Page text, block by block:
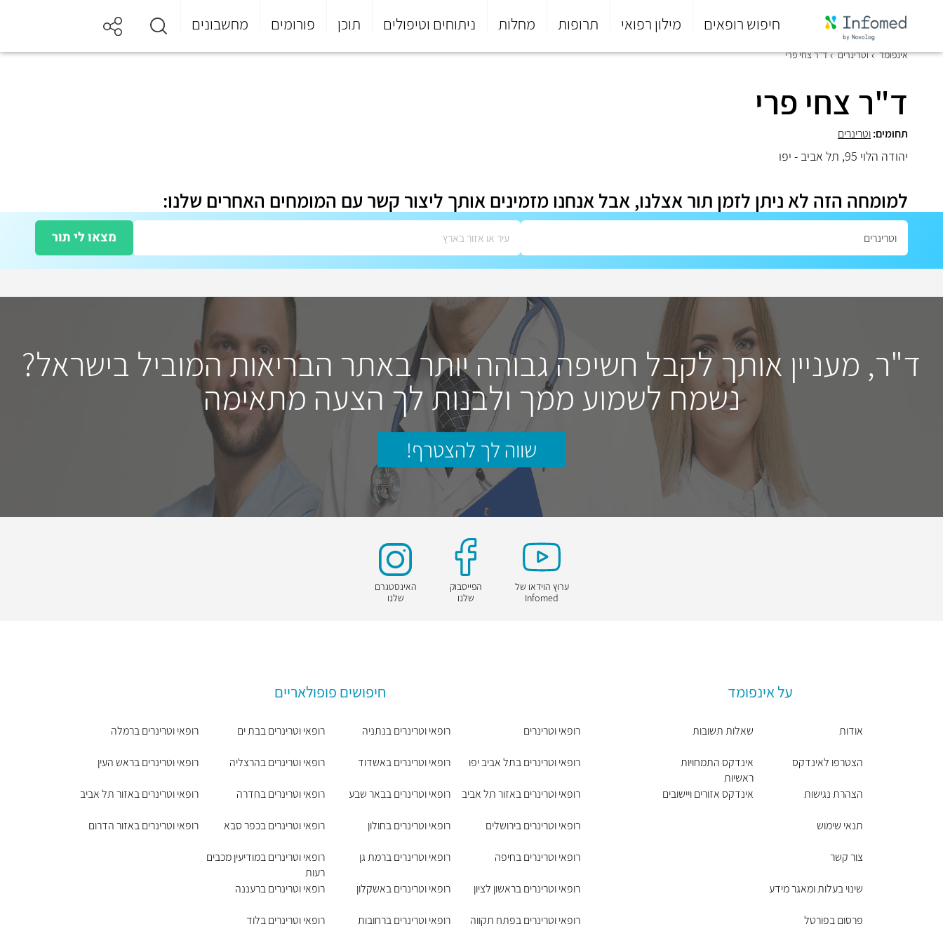
חיפוש רופאים מילון רפואי תרופות מחלות ניתוחים וטיפולים תוכן פורומים מחשבונים
סוף
אינפומד וטרינרים ד"ר צחי פרי
ד"ר צחי פרי
תחומים:וטרינרים
יהודה הלוי 95, תל אביב - יפו
למומחה הזה לא ניתן לזמן תור אצלנו, אבל אנחנו מזמינים אותך ליצור קשר עם המומחים האחרים שלנו:
מצאו לי תור
ד"ר, מעניין אותך לקבל חשיפה גבוהה יותר באתר הבריאות המוביל בישראל?
נשמח לשמוע ממך ולבנות לך הצעה מתאימה
שווה לך להצטרף!
ערוץ הוידאו של
Infomed
הפייסבוק
שלנו
האינסטגרם
שלנו
על אינפומד
אודות
הצטרפו לאינדקס
הצהרת נגישות
תנאי שימוש
צור קשר
שינוי בעלות ומאגר מידע
פרסום בפורטל
שאלות תשובות
אינדקס התמחויות
ראשיות
אינדקס אזורים ויישובים
חיפושים פופולאריים
רופאי וטרינרים
רופאי וטרינרים בתל אביב יפו
רופאי וטרינרים באזור תל אביב
רופאי וטרינרים בירושלים
רופאי וטרינרים בחיפה
רופאי וטרינרים בראשון לציון
רופאי וטרינרים בפתח תקווה
רופאי וטרינרים בנתניה
רופאי וטרינרים באשדוד
רופאי וטרינרים בבאר שבע
רופאי וטרינרים בחולון
רופאי וטרינרים ברמת גן
רופאי וטרינרים באשקלון
רופאי וטרינרים ברחובות
רופאי וטרינרים בבת ים
רופאי וטרינרים בהרצליה
רופאי וטרינרים בחדרה
רופאי וטרינרים בכפר סבא
רופאי וטרינרים במודיעין מכבים
רעות
רופאי וטרינרים ברעננה
רופאי וטרינרים בלוד
רופאי וטרינרים ברמלה
רופאי וטרינרים בראש העין
רופאי וטרינרים באזור תל אביב
רופאי וטרינרים באזור הדרום